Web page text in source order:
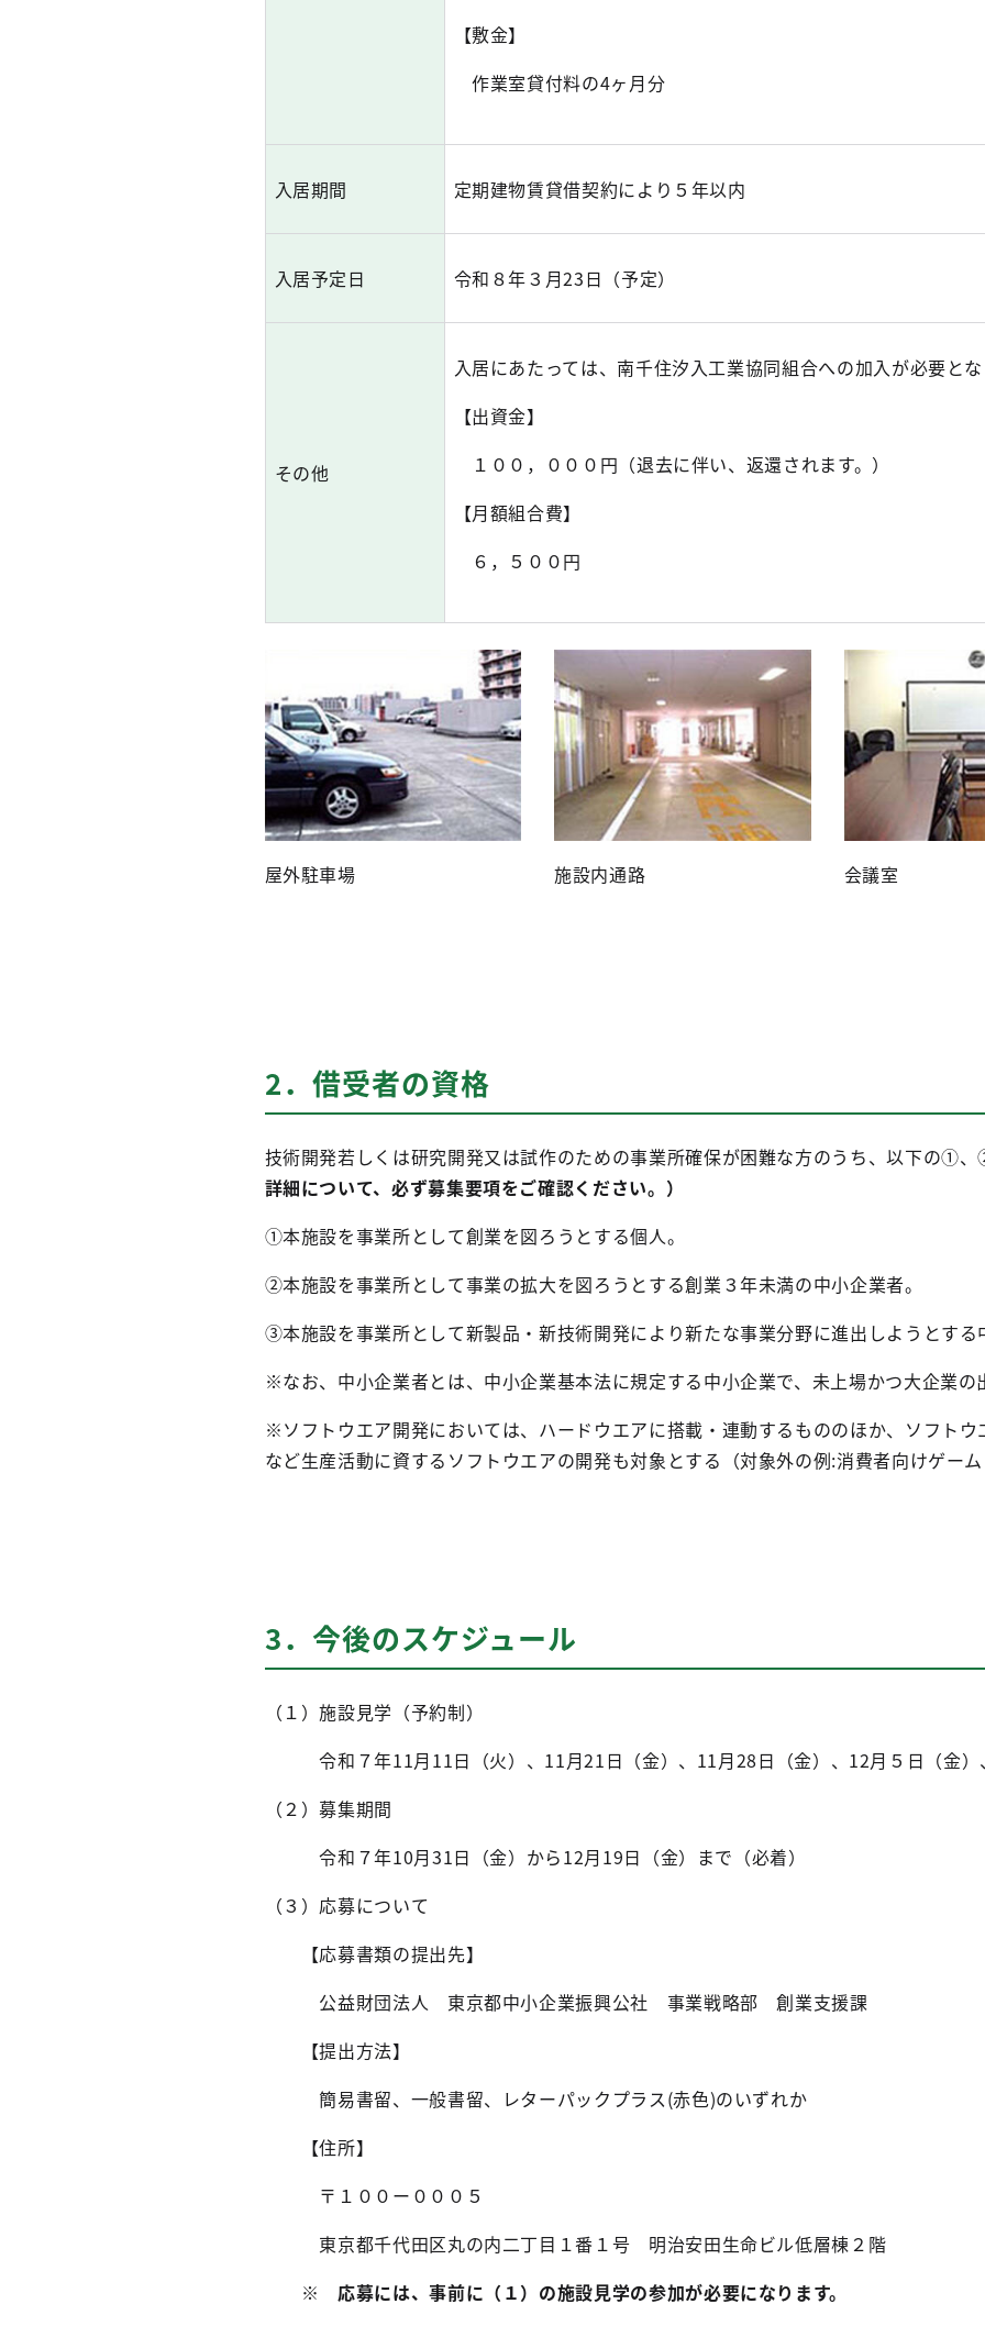
【敷金】
作業室貸付料の4ヶ月分
入居期間 定期建物賃貸借契約により５年以内
入居予定日 令和８年３月23日（予定）
その他
入居にあたっては、南千住汐入工業協同組合への加入が必要と
【出資金】
１００，０００円（退去に伴い、返還されます。）
【月額組合費】
６，５００円
屋外駐車場 施設内通路 会議室
2．借受者の資格
技術開発若しくは研究開発又は試作のための事業所確保が困難な方のうち、以下の①
詳細について、必ず募集要項をご確認ください。）
①本施設を事業所として創業を図ろうとする個人。
②本施設を事業所として事業の拡大を図ろうとする創業３年未満の中小企業者。
③本施設を事業所として新製品・新技術開発により新たな事業分野に進出しようとする
※なお、中小企業者とは、中小企業基本法に規定する中小企業で、未上場かつ大企業
※ソフトウエア開発においては、ハードウエアに搭載・連動するもののほか、ソフト
など生産活動に資するソフトウエアの開発も対象とする（対象外の例:消費者向けゲー
3．今後のスケジュール
（１）施設見学（予約制）
令和７年11月11日（火）、11月21日（金）、11月28日（金）、12月５日（金）
（２）募集期間
令和７年10月31日（金）から12月19日（金）まで（必着）
（３）応募について
【応募書類の提出先】
公益財団法人 東京都中小企業振興公社 事業戦略部 創業支援課
【提出方法】
簡易書留、一般書留、レターパックプラス(赤色)のいずれか
【住所】
〒１００ー０００５
東京都千代田区丸の内二丁目１番１号 明治安田生命ビル低層棟２階
※ 応募には、事前に（１）の施設見学の参加が必要になります。